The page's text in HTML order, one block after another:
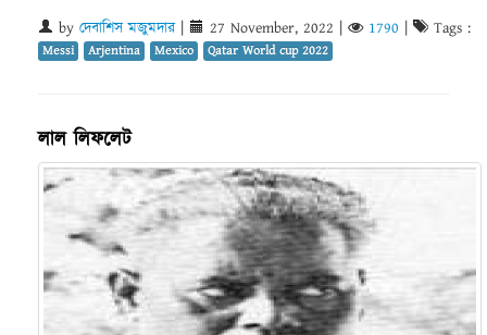
by দেবাশিস মজুমদার| 27 November, 2022 | 1790 | Tags :
Messi Arjentina Mexico Qatar World cup 2022
লাল লিফলেট